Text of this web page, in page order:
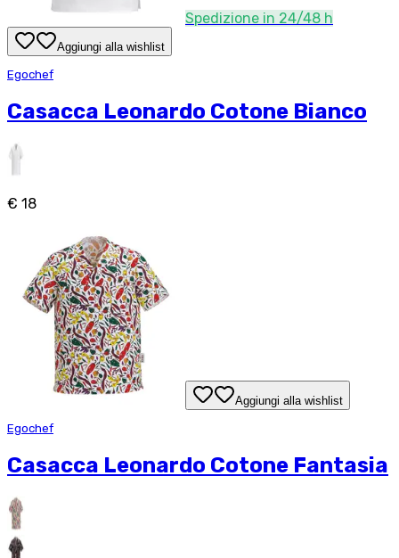
Spedizione in 24/48 h
Aggiungi alla wishlist
Egochef
Casacca Leonardo Cotone Bianco
€ 18
Aggiungi alla wishlist
Egochef
Casacca Leonardo Cotone Fantasia